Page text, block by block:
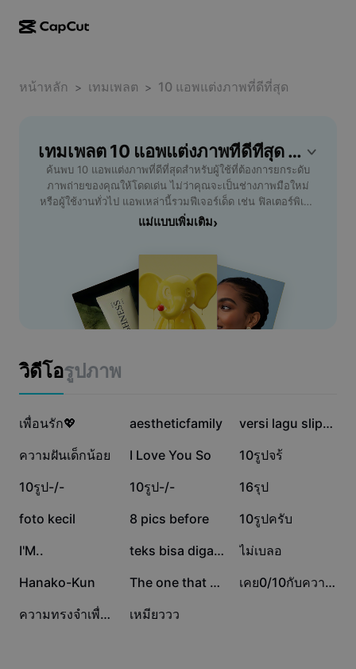
CapCut บนเดสก์ท็อป
CapCut Pad
CapCut บนมือถือ
สตูดิโอวิดีโอ
ตัวสร้างวิดีโอ AI
เครื่องมือสร้างรูปภาพ AI
Dreamina Seedance 2.5
Nano Banana Pro
การจดจำคำพูด
เครื่องมือสร้างและแก้ไขวิดีโอ
เครื่องมือสร้างและแก้ไขรูปภาพ
เครื่องมือสร้างและแก้ไขเสียงพูด
กรณีการใช้งาน
การตลาด
แม่แบบโซเชียลมีเดีย
อื่นๆ
แม่แบบเอฟเฟกต์
แม่แบบธุรกิจ
แม่แบบอุตสาหกรรม
แม่แบบรีแคป
โครงการริเริ่ม
พันธมิตร
โปรแกรมพันธมิตรเพื่อการสร้างสรรค์
โปรแกรม CapCut Creative Campus
ศูนย์ความเชื่อถือ
ศูนย์ช่วยเหลือ
เกี่ยวกับเงื่อนไขการใช้บริการของ CapCut
Dreamina Seedance 2.0 Launch
หน้าหลัก > เทมเพลต > 10 แอพแต่งภาพที่ดีที่สุด
เทมเพลต 10 แอพแต่งภาพที่ดีที่สุด ฟรี โดย CapCut
ค้นพบ 10 แอพแต่งภาพที่ดีที่สุดสำหรับผู้ใช้ที่ต้องการยกระดับ
ภาพถ่ายของคุณให้โดดเด่น ไม่ว่าคุณจะเป็นช่างภาพมือใหม่
หรือผู้ใช้งานทั่วไป แอพเหล่านี้รวมฟีเจอร์เด็ด เช่น ฟิลเตอร์พิเศษ
การปรับแต่งแสง สี และการลบสิ่งรบกวนในภาพ ช่วยให้คุณ
แชร์ลงโซเชียลมีเดียหรือใช้ในงานส่วนตัว เลือกแอพที่ตอบโจทย์
เฉพาะตัวคุณ เช่น สามารถเพิ่มเอฟเฟกต์แฟนซี รีทัชผิวหน้า หรือ
สร้างคอลลาจสุดสร้างสรรค์ แอพแต่ละตัวได้รับรีวิวยอดเยี่ยม
เน้นประสบการณ์ผู้ใช้และผลลัพธ์ที่รวดเร็ว เหมาะกับสายแต่งรูป
ทุกระดับ ดาวน์โหลดฟรีและมีฟีเจอร์พรีเมียมให้เลือกสรร อัปเดต
ตอบโจทย์ทุกความต้องการด้านแต่งภาพในหนึ่งเดียว
แม่แบบเพิ่มเติม›
วิดีโอรูปภาพ
78.4K
เพื่อนรัก💖 50.5K
aestheticfamily 33.5K versi lagu slipping
30.1K
ความฝันเด็กน้อย 20.8K
I Love You So 15.5K
10รูปจร้
13.9K
10รูป-/- 12.7K
10รูป-/- 10.5K
16รุป
5.7K
foto kecil 4.2K
8 pics before 3.1K
10รูปครับ
2.9K
I'M.. 2.8K teks bisa diganti 2.1K
ไม่เบลอ
1.8K
Hanako-Kun 1.7K The one that got awa 721 เคย0/10กับความรัก
331 ความทรงจำเพื่อนๆ 142
เหมียววว